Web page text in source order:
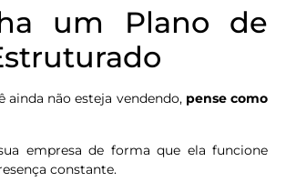
um Plano de
ainda não esteja vendendo, pense como
empresa de forma que ela funcione
constante.